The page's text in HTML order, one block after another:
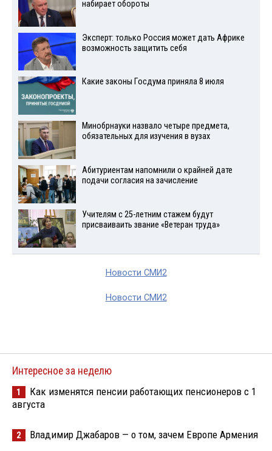
набирает обороты
Эксперт: только Россия может дать Африке
возможность защитить себя
Какие законы Госдума приняла 8 июля
Минобрнауки назвало четыре предмета,
обязательных для изучения в вузах
Абитуриентам напомнили о крайней дате
подачи согласия на зачисление
Учителям с 25-летним стажем будут
присваиваить звание «Ветеран труда»
Новости СМИ2
Новости СМИ2
Интересное за неделю
1
Как изменятся пенсии работающих пенсионеров с 1
августа
2 Владимир Джабаров — о том, зачем Европе Армения